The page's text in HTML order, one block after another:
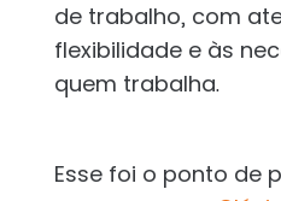
de trabalho, com
flexibilidade e às
quem trabalha.
Esse foi o ponto de